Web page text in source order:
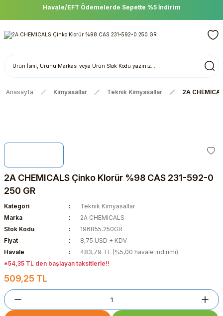
Havale/EFT Ödemelerde Sepette %5 İndirim
Anasayfa Kimyasallar Teknik Kimyasallar 2A
2A CHEMICALS Çinko Klorür %98 CAS 231-592-0
250 GR
Kategori
Teknik Kimyasallar
Marka
2A CHEMICALS
Stok Kodu
196855.250GR
Fiyat
8,75 USD + KDV
Havale
483,79 TL (%5,00 havale indirimi)
*54,35 TL den başlayan taksitlerle!!
509,25 TL